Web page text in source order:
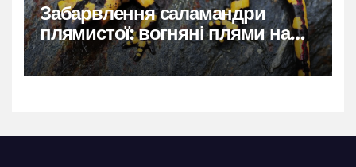
Забарвлення саламандри
плямистої: вогняні плями на
чорному тлі